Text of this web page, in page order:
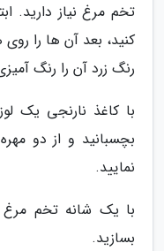
تخم مرغ نیاز دارید.
کنید، بعد آن ها را
رنگ زرد آن را رنگ
با کاغذ نارنجی یک
بچسبانید و از دو
نمایید.
با یک شانه تخم مرغ
بسازید.